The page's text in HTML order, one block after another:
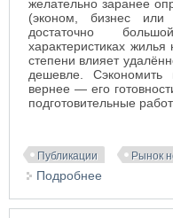
желательно заранее
(эконом, бизнес
достаточно
характеристиках
степени влияет
дешевле.
вернее — его
подготовительные
Публикации Рынок
Подробнее